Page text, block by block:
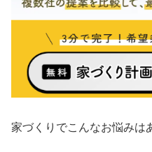
家づくりでこんなお悩みは